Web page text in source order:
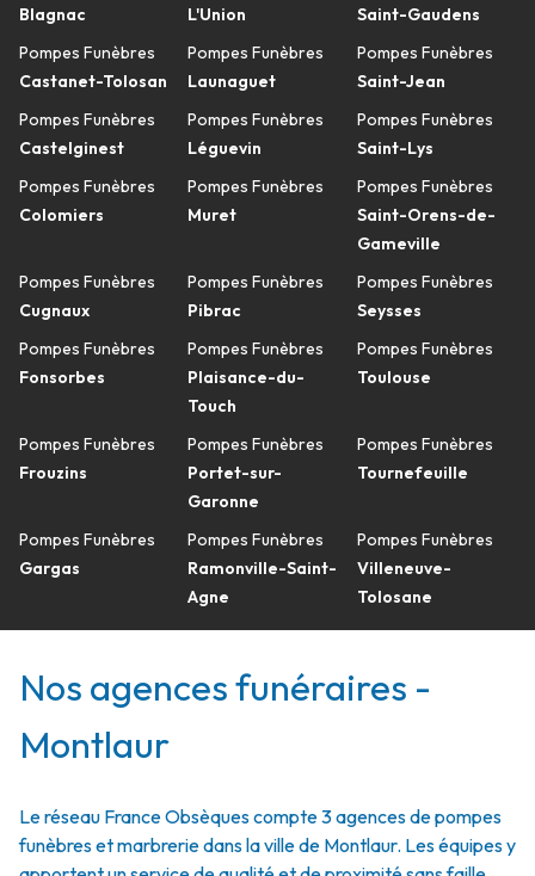
Blagnac
Pompes Funèbres
Castanet-Tolosan
Pompes Funèbres
Castelginest
Pompes Funèbres
Colomiers
Pompes Funèbres
Cugnaux
Pompes Funèbres
Fonsorbes
Pompes Funèbres
Frouzins
Pompes Funèbres
Gargas
L'Union
Pompes Funèbres
Launaguet
Pompes Funèbres
Léguevin
Pompes Funèbres
Muret
Pompes Funèbres
Pibrac
Pompes Funèbres
Plaisance-du-
Touch
Pompes Funèbres
Portet-sur-
Garonne
Pompes Funèbres
Ramonville-Saint-
Agne
Saint-Gaudens
Pompes Funèbres
Saint-Jean
Pompes Funèbres
Saint-Lys
Pompes Funèbres
Saint-Orens-de-
Gameville
Pompes Funèbres
Seysses
Pompes Funèbres
Toulouse
Pompes Funèbres
Tournefeuille
Pompes Funèbres
Villeneuve-
Tolosane
Nos agences funéraires -
Montlaur
Le réseau France Obsèques compte 3 agences de pompes
funèbres et marbrerie dans la ville de Montlaur. Les équipes y